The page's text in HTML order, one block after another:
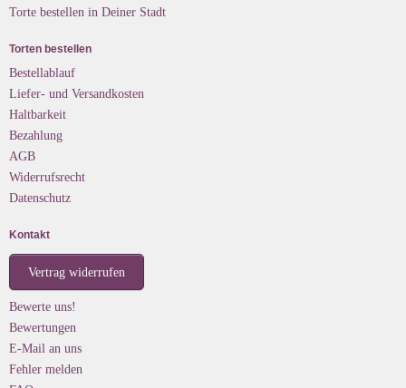
Torte bestellen in Deiner Stadt
Torten bestellen
Bestellablauf
Liefer- und Versandkosten
Haltbarkeit
Bezahlung
AGB
Widerrufsrecht
Datenschutz
Kontakt
Vertrag widerrufen
Bewerte uns!
Bewertungen
E-Mail an uns
Fehler melden